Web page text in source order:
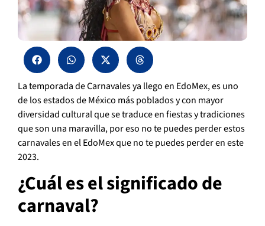
La temporada de Carnavales ya llego en EdoMex, es uno
de los estados de México más poblados y con mayor
diversidad cultural que se traduce en fiestas y tradiciones
que son una maravilla, por eso no te puedes perder estos
carnavales en el EdoMex que no te puedes perder en este
2023.
¿Cuál es el significado de
carnaval?